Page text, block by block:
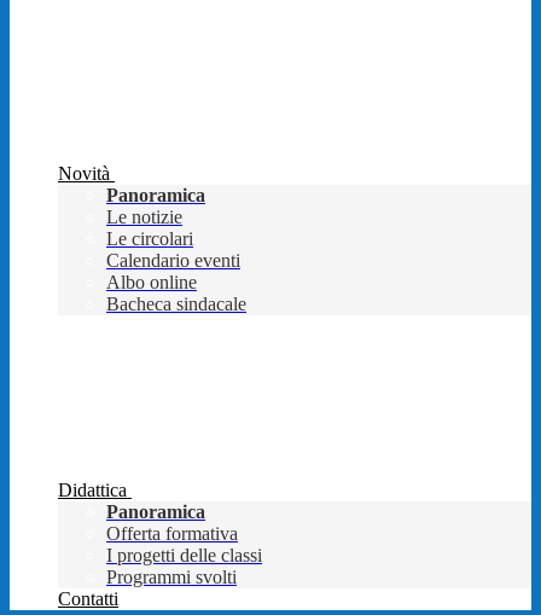
Novità
Panoramica
Le notizie
Le circolari
Calendario eventi
Albo online
Bacheca sindacale
Didattica
Panoramica
Offerta formativa
I progetti delle classi
Programmi svolti
Contatti